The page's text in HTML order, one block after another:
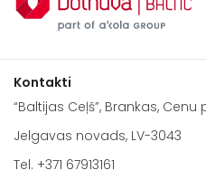
Kontakti
“Baltijas Ceļš”, Brankas,
Jelgavas novads, LV-3043
Tel. +371 67913161